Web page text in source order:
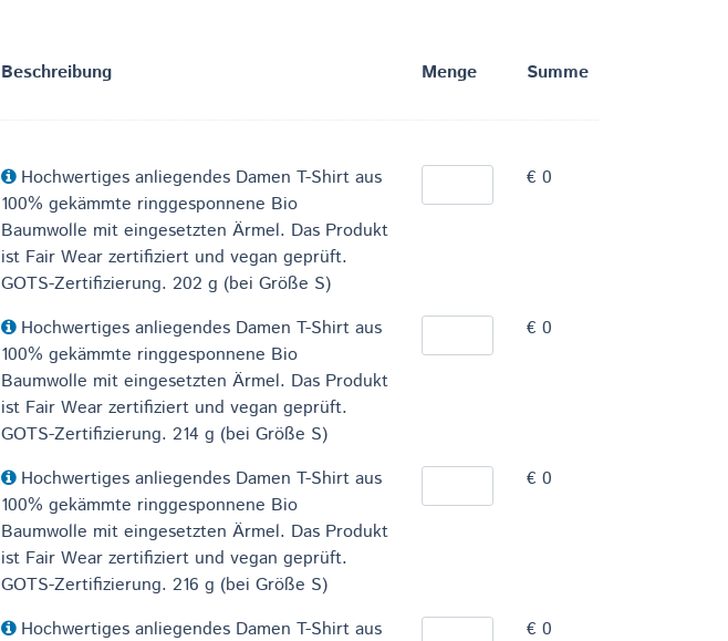
Beschreibung Menge Summe
Hochwertiges anliegendes Damen T-Shirt aus
100% gekämmte ringgesponnene Bio
Baumwolle mit eingesetzten Ärmel. Das Produkt
ist Fair Wear zertifiziert und vegan geprüft.
GOTS-Zertifizierung. 202 g (bei Größe S)
€ 0
Hochwertiges anliegendes Damen T-Shirt aus
100% gekämmte ringgesponnene Bio
Baumwolle mit eingesetzten Ärmel. Das Produkt
ist Fair Wear zertifiziert und vegan geprüft.
GOTS-Zertifizierung. 214 g (bei Größe S)
€ 0
Hochwertiges anliegendes Damen T-Shirt aus
100% gekämmte ringgesponnene Bio
Baumwolle mit eingesetzten Ärmel. Das Produkt
ist Fair Wear zertifiziert und vegan geprüft.
GOTS-Zertifizierung. 216 g (bei Größe S)
€ 0
Hochwertiges anliegendes Damen T-Shirt aus € 0